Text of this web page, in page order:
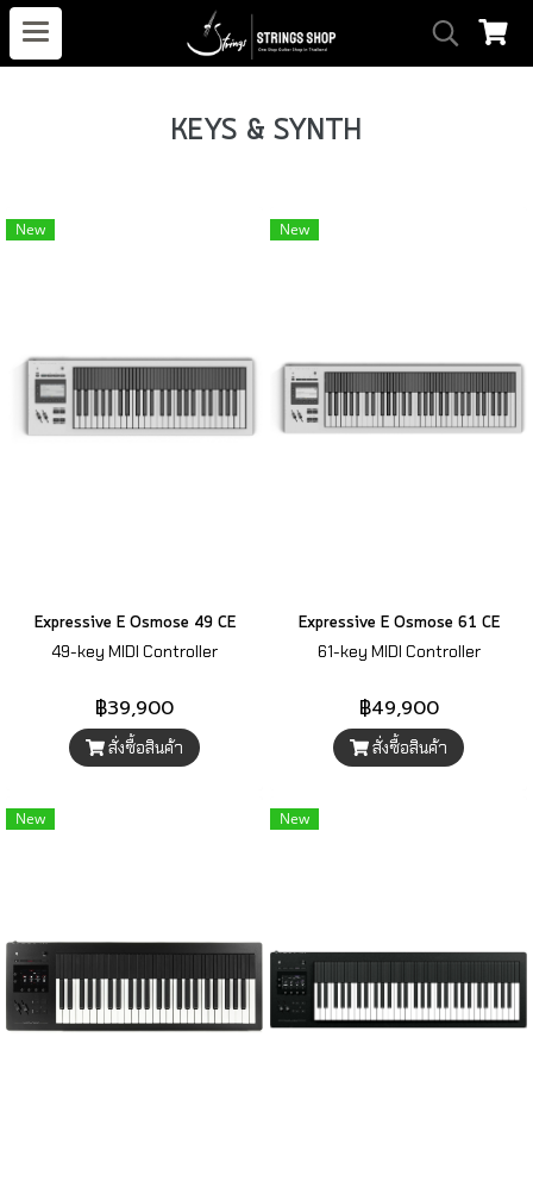
KEYS & SYNTH
New
Expressive E Osmose 49 CE
49-key MIDI Controller
฿39,900
สั่งซื้อสินค้า
New
Expressive E Osmose 61 CE
61-key MIDI Controller
฿49,900
สั่งซื้อสินค้า
New New